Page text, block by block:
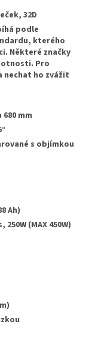
32D
podle
kterého
Některé značky
Pro
nechat ho zvážit
680 mm
s objímkou
Ah)
250W (MAX 450W)